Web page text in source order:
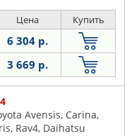
Цена Купить
6 304 р.
3 669 р.
Avensis, Carina,
Rav4, Daihatsu